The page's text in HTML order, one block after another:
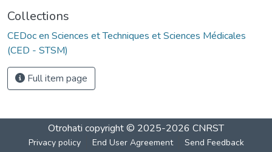
Collections
CEDoc en Sciences et Techniques et Sciences Médicales
(CED - STSM)
Full item page
Otrohati copyright © 2025-2026 CNRST
Privacy policy End User Agreement Send Feedback